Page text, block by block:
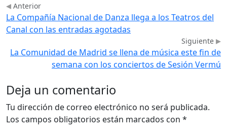
Anterior
La Compañía Nacional de Danza llega a los Teatros del
Canal con las entradas agotadas
Siguiente
La Comunidad de Madrid se llena de música este fin de
semana con los conciertos de Sesión Vermú
Deja un comentario
Tu dirección de correo electrónico no será publicada.
Los campos obligatorios están marcados con *